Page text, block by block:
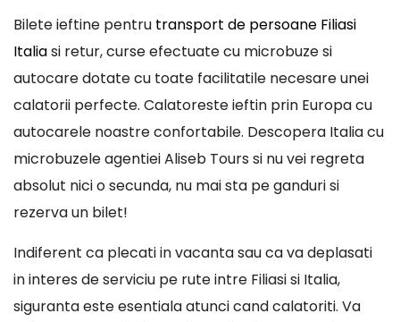
Bilete ieftine pentru transport de persoane Filiasi
Italiasi retur, curse efectuate cu microbuze si
autocare dotate cu toate facilitatile necesare unei
calatorii perfecte. Calatoreste ieftin prin Europa cu
autocarele noastre confortabile. Descopera Italia cu
microbuzele agentiei Aliseb Tours si nu vei regreta
absolut nici o secunda, nu mai sta pe ganduri si
rezerva un bilet!
Indiferent ca plecati in vacanta sau ca va deplasati
in interes de serviciu pe rute intre Filiasi si Italia,
siguranta este esentiala atunci cand calatoriti. Va